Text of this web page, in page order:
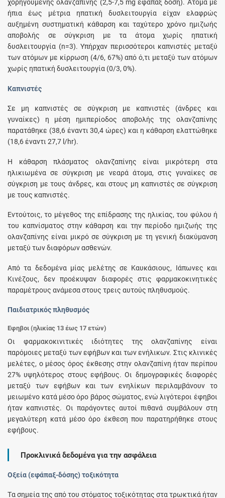
χορηγούμενης ολανζαπίνης (2,5-7,5 mg εφάπαξ δόση). Άτομα με
ήπια έως μέτρια ηπατική δυσλειτουργία είχαν ελαφρώς
αυξημένη συστηματική κάθαρση και ταχύτερο χρόνο ημιζωής
αποβολής σε σύγκριση με τα άτομα χωρίς ηπατική
δυσλειτουργία (n=3). Υπήρχαν περισσότεροι καπνιστές μεταξύ
των ατόμων με κίρρωση (4/6, 67%) από ό,τι μεταξύ των ατόμων
χωρίς ηπατική δυσλειτουργία (0/3, 0%).
Καπνιστές
Σε μη καπνιστές σε σύγκριση με καπνιστές (άνδρες και
γυναίκες) η μέση ημιπερίοδος αποβολής της ολανζαπίνης
παρατάθηκε (38,6 έναντι 30,4 ώρες) και η κάθαρση ελαττώθηκε
(18,6 έναντι 27,7 l/hr).
Η κάθαρση πλάσματος ολανζαπίνης είναι μικρότερη στα
ηλικιωμένα σε σύγκριση με νεαρά άτομα, στις γυναίκες σε
σύγκριση με τους άνδρες, και στους μη καπνιστές σε σύγκριση
με τους καπνιστές.
Εντούτοις, το μέγεθος της επίδρασης της ηλικίας, του φύλου ή
του καπνίσματος στην κάθαρση και την περίοδο ημιζωής της
ολανζαπίνης είναι μικρό σε σύγκριση με τη γενική διακύμανση
μεταξύ των διαφόρων ασθενών.
Από τα δεδομένα μίας μελέτης σε Καυκάσιους, Ιάπωνες και
Κινέζους, δεν προέκυψαν διαφορές στις φαρμακοκινητικές
παραμέτρους ανάμεσα στους τρεις αυτούς πληθυσμούς.
Παιδιατρικός πληθυσμός
Έφηβοι (ηλικίας 13 έως 17 ετών)
Οι φαρμακοκινιτικές ιδιότητες της ολανζαπίνης είναι
παρόμοιες μεταξύ των εφήβων και των ενήλικων. Στις κλινικές
μελέτες, ο μέσος όρος έκθεσης στην ολανζαπίνη ήταν περίπου
27% υψηλότερος στους εφήβους. Οι δημογραφικές διαφορές
μεταξύ των εφήβων και των ενηλίκων περιλαμβάνουν το
μειωμένο κατά μέσο όρο βάρος σώματος, ενώ λιγότεροι έφηβοι
ήταν καπνιστές. Οι παράγοντες αυτοί πιθανά συμβάλουν στη
μεγαλύτερη κατά μέσο όρο έκθεση που παρατηρήθηκε στους
εφήβους.
Προκλινικά δεδομένα για την ασφάλεια
Οξεία (εφάπαξ-δόσης) τοξικότητα
Tα σημεία της από του στόματος τοξικότητας στα τρωκτικά ήταν